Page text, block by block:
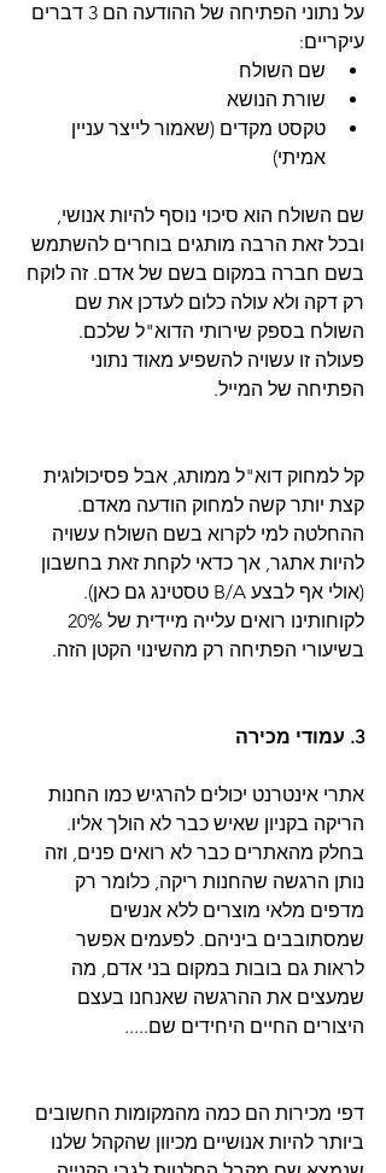
על נתוני הפתיחה של ההודעה הם 3 דברים
עיקריים:
שם השולח
שורת הנושא
טקסט מקדים (שאמור לייצר עניין
אמיתי)
שם השולח הוא סיכוי נוסף להיות אנושי,
ובכל זאת הרבה מותגים בוחרים להשתמש
בשם חברה במקום בשם של אדם. זה לוקח
רק דקה ולא עולה כלום לעדכן את שם
השולח בספק שירותי הדוא"ל שלכם.
פעולה זו עשויה להשפיע מאוד נתוני
הפתיחה של המייל.
קל למחוק דוא"ל ממותג, אבל פסיכולוגית
קצת יותר קשה למחוק הודעה מאדם.
ההחלטה למי לקרוא בשם השולח עשויה
להיות אתגר, אך כדאי לקחת זאת בחשבון
(אולי אף לבצע B/A טסטינג גם כאן).
בשיעורי הפתיחה רק מהשינוי הקטן הזה.
3. עמודי מכירה
אתרי אינטרנט יכולים להרגיש כמו החנות
הריקה בקניון שאיש כבר לא הולך אליו.
בחלק מהאתרים כבר לא רואים פנים, וזה
נותן הרגשה שהחנות ריקה, כלומר רק
מדפים מלאי מוצרים ללא אנשים
שמסתובבים ביניהם. לפעמים אפשר
לראות גם בובות במקום בני אדם, מה
שמעצים את ההרגשה שאנחנו בעצם
היצורים החיים היחידים שם.....
דפי מכירות הם כמה מהמקומות החשובים
ביותר להיות אנושיים מכיוון שהקהל שלנו